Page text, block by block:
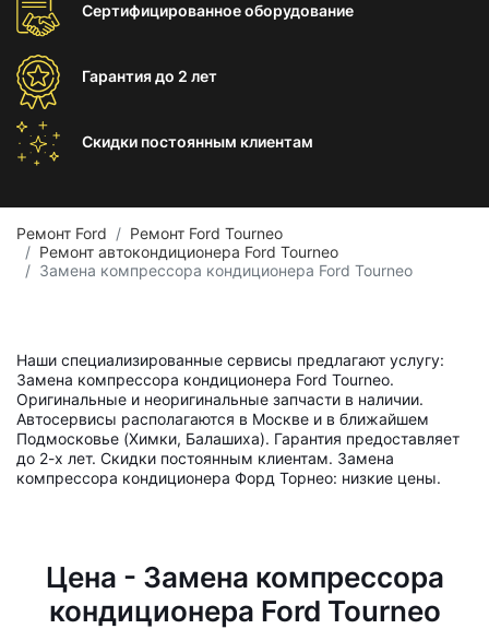
Сертифицированноеоборудование
Гарантиядо 2 лет
Скидки постоянным клиентам
Ремонт Ford
Ремонт Ford Tourneo
Ремонт автокондиционера Ford Tourneo
Замена компрессора кондиционера Ford Tourneo
Наши специализированные сервисы предлагают услугу:
Замена компрессора кондиционера Ford Tourneo.
Оригинальные и неоригинальные запчасти в наличии.
Автосервисы располагаются в Москве и в ближайшем
Подмосковье (Химки, Балашиха). Гарантия предоставляет
до 2-х лет. Скидки постоянным клиентам. Замена
компрессора кондиционера Форд Торнео: низкие цены.
Цена - Замена компрессора
кондиционера Ford Tourneo